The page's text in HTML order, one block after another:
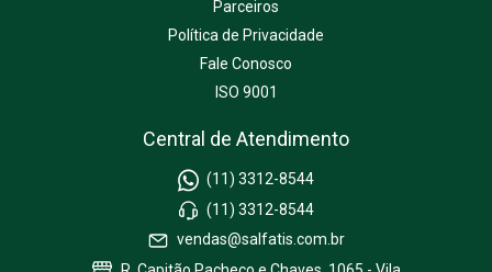
Parceiros
Política de Privacidade
Fale Conosco
ISO 9001
Central de Atendimento
(11) 3312-8544
(11) 3312-8544
vendas@salfatis.com.br